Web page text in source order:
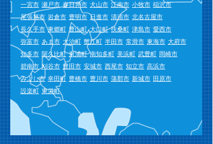
一宮市 瀬戸市 春日井市 犬山市 江南市 小牧市 稲沢市
尾張旭市 岩倉市 豊明市 日進市 清須市 北名古屋市
長久手市 東郷町 豊山町 大口町 扶桑町 津島市 愛西市
弥富市 あま市 大治町 蟹江町 半田市 常滑市 東海市 大府市
知多市 阿久比町 東浦町 南知多町 美浜町 武豊町 岡崎市
碧南市 刈谷市 豊田市 安城市 西尾市 知立市 高浜市
みよし市 幸田町 豊橋市 豊川市 蒲郡市 新城市 田原市
設楽町 東栄町